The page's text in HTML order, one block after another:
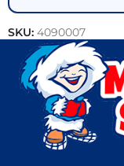
SKU: 4090007
Categorieën:Bakkerij